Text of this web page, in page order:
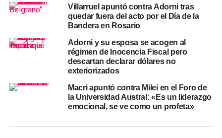
El partido justificó su ausencia en el recinto
argumentando que el objetivo de la sesión ya había sido
alcanzado previamente. Desde el PRO señalaron que,
junto a bloques de la UCR y el MID, lograron que la
Comisión de Asuntos Constitucionales se reúna el
próximo 30 de junio para analizar los expedientes
relacionados con pedidos de informes, interpelación,
censura y eventual remoción del funcionario. En esa
lógica, el quórum ya no era necesario para garantizar el
curso institucional del tema.
Villarruel apuntó contra Adorni tras
quedar fuera del acto por el Día de la
Bandera en Rosario
Adorni y su esposa se acogen al
régimen de Inocencia Fiscal pero
descartan declarar dólares no
exteriorizados
Macri apuntó contra Milei en el Foro de
la Universidad Austral: «Es un liderazgo
emocional, se ve como un profeta»